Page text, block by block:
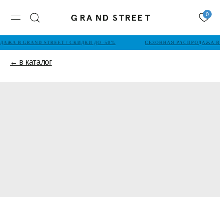
0
В GRAND STREET / СКИДКИ ДО -50% СЕЗОННАЯ РАСПРОДАЖА В
← в каталог